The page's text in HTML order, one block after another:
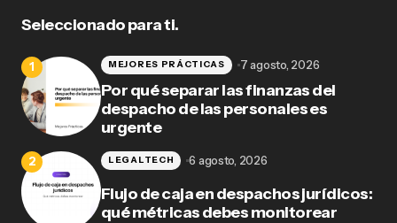
Seleccionado para ti.
Por qué separar las finanzas del
despacho de las personales es
urgente
MEJORES PRÁCTICAS 7 agosto, 2026
Flujo de caja en despachos jurídicos:
qué métricas debes monitorear
LEGALTECH 6 agosto, 2026